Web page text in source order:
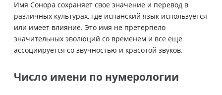
Имя Сонора сохраняет свое значение и перевод в
различных культурах, где испанский язык используется
или имеет влияние. Это имя не претерпело
значительных эволюций со временем и все еще
ассоциируется со звучностью и красотой звуков.
Число имени по нумерологии